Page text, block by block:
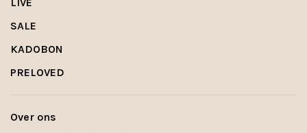
SALE
KADOBON
PRELOVED
Over ons